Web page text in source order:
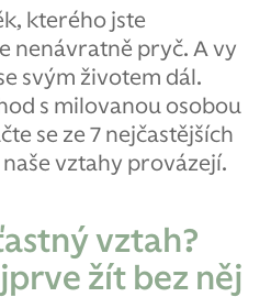
kterého jste
nenávratně pryč. A vy
svým životem dál.
s milovanou osobou
se ze 7 nejčastějších
vztahy provázejí.
vztah?
žít bez něj